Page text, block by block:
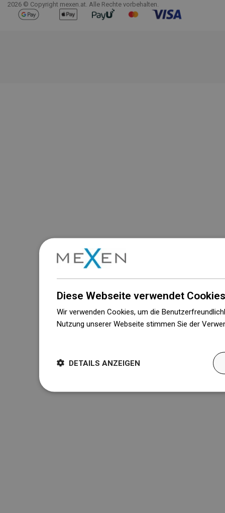
2026 © Copyright mexen.at. Alle Rechte vorbehalten.
Diese Webseite verwendet
Wir verwenden Cookies, um die
Nutzung unserer Webseite stimmen Sie der
DETAILS ANZEIGEN